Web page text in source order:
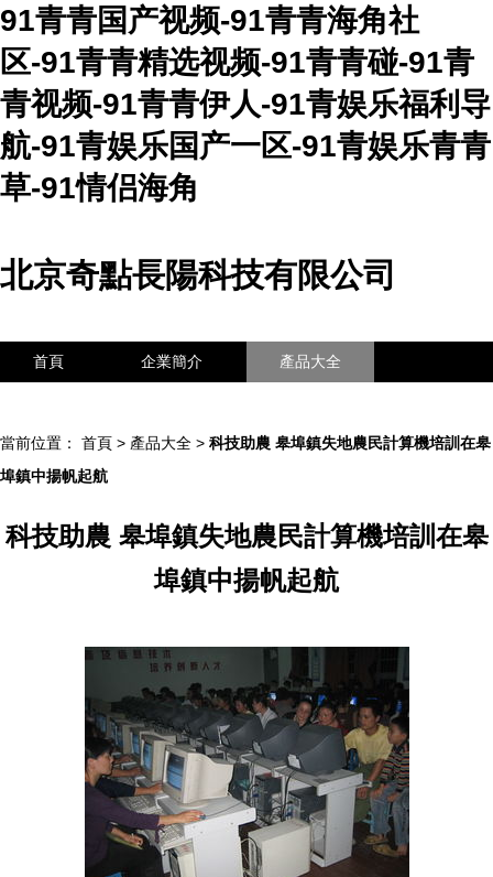
91青青国产视频-91青青海角社
区-91青青精选视频-91青青碰-91青
青视频-91青青伊人-91青娱乐福利导
航-91青娱乐国产一区-91青娱乐青青
草-91情侣海角
北京奇點長陽科技有限公司
首頁 企業簡介 產品大全
當前位置： 首頁 > 產品大全 > 科技助農 皋埠鎮失地農民計算機培訓在皋
埠鎮中揚帆起航
科技助農 皋埠鎮失地農民計算機培訓在皋
埠鎮中揚帆起航